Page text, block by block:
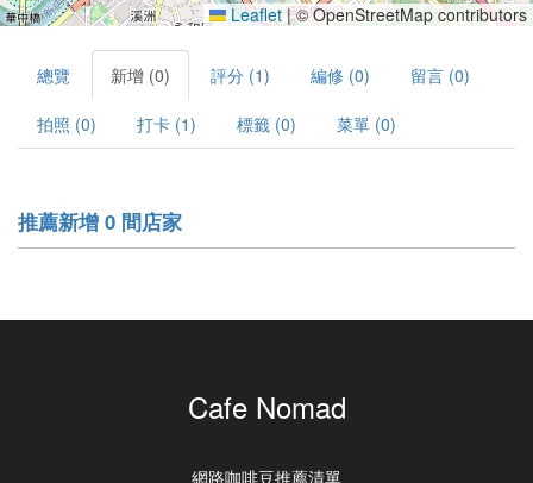
Leaflet |© OpenStreetMap contributors
總覽 新增 (0) 評分 (1) 編修 (0) 留言 (0)
拍照 (0) 打卡 (1) 標籤 (0) 菜單 (0)
推薦新增 0 間店家
Cafe Nomad
網路咖啡豆推薦清單